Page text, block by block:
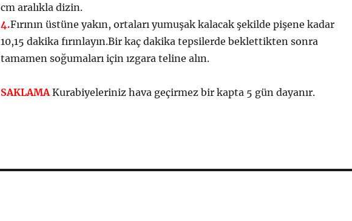
cm aralıkla dizin.
4.Fırının üstüne yakın, ortaları yumuşak kalacak şekilde pişene kadar
10,15 dakika fırınlayın.Bir kaç dakika tepsilerde beklettikten sonra
tamamen soğumaları için ızgara teline alın.
SAKLAMAKurabiyeleriniz hava geçirmez bir kapta 5 gün dayanır.